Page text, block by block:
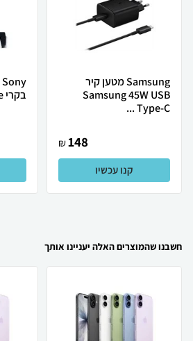
Samsung מטען קיר
Samsung 45W USB
Type-C ...
148
₪
קנו עכשיו
בקרי Sony DualSense...
חשבנו שהמוצרים האלה יעניינו אותך